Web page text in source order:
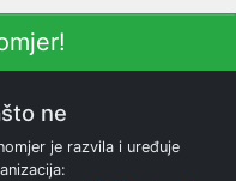
ne
je razvila i uređuje